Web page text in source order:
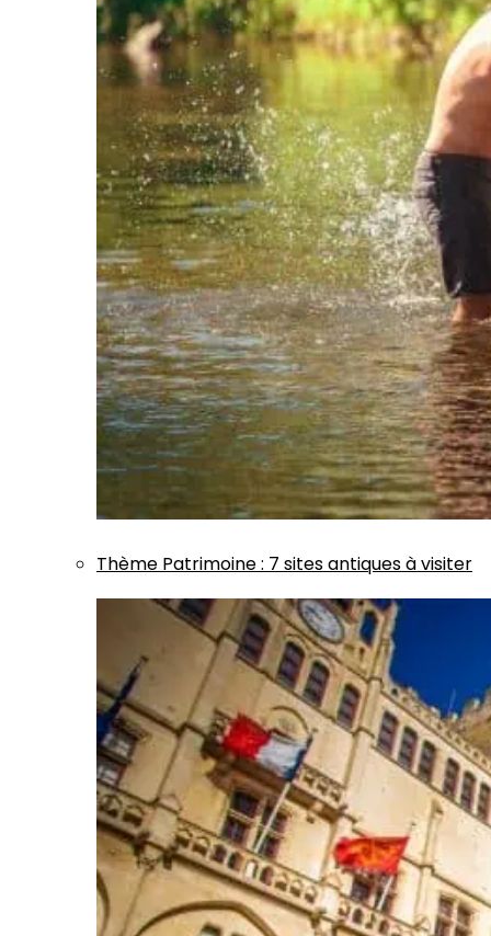
Thème Patrimoine: 7 sites antiques à visiter